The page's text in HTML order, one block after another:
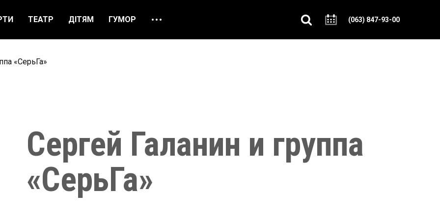
ТЕАТР ДІТЯМ ГУМОР
ПРО НАС
(063) 847-93-00
«СерьГа»
Сергей Галанин и группа
«СерьГа»